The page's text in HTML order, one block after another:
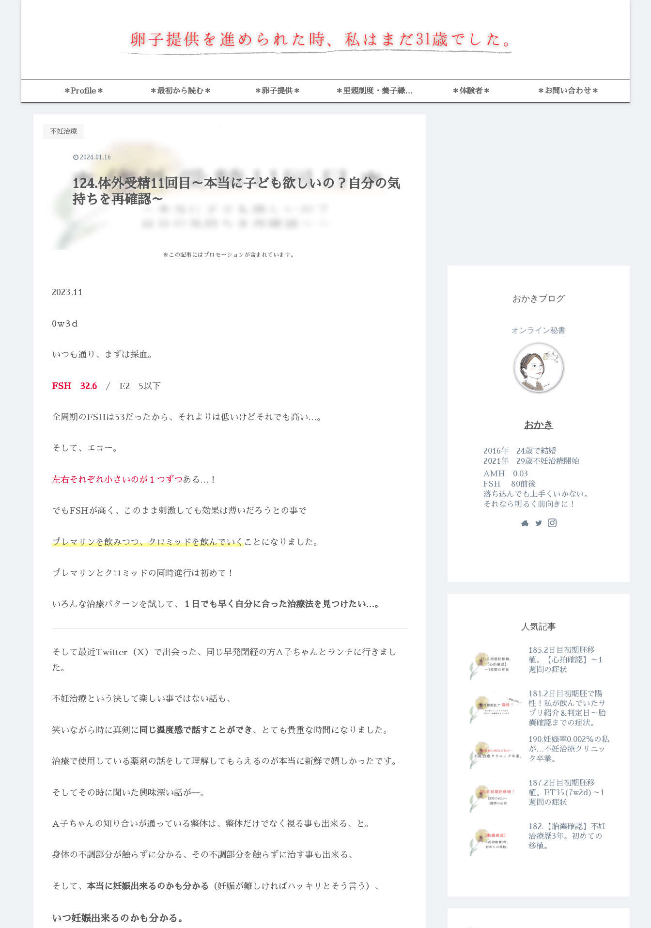
＊Profile＊ ＊最初から読む＊ ＊卵子提供＊
＊里親制度・養子縁組
＊
＊体験者＊ ＊お問い合わせ＊
124.体外受精11回目～本当に子ども欲しいの？自分の気
持ちを再確認～
不妊治療
2024.01.16
※この記事にはプロモーションが含まれています。
2023.11
0ｗ3ｄ
いつも通り、まずは採血。
FSH 32.6 / E2 5以下
全周期のFSHは53だったから、それよりは低いけどそれでも高い…。
そして、エコー。
左右それぞれ小さいのが１つずつある…！
でもFSHが高く、このまま刺激しても効果は薄いだろうとの事で
プレマリンを飲みつつ、クロミッドを飲んでいくことになりました。
プレマリンとクロミッドの同時進行は初めて！
いろんな治療パターンを試して、 １日でも早く自分に合った治療法を見つけたい…。
そして最近Twitter（X）で出会った、同じ早発閉経の方A子ちゃんとランチに行きまし
た。
不妊治療という決して楽しい事ではない話も、
笑いながら時に真剣に 同じ温度感で話すことができ、とても貴重な時間になりました。
治療で使用している薬剤の話をして理解してもらえるのが本当に新鮮で嬉しかったです。
そしてその時に聞いた興味深い話が―。
A子ちゃんの知り合いが通っている整体は、整体だけでなく視る事も出来る、と。
身体の不調部分が触らずに分かる、その不調部分を触らずに治す事も出来る、
そして、 本当に妊娠出来るのかも分かる （妊娠が難しければハッキリとそう言う）、
いつ妊娠出来るのかも分かる。
おかきブログ
オンライン秘書
おかき
2016年 24歳で結婚
2021年 29歳不妊治療開始
AMH 0.03
FSH 80前後
落ち込んでも上手くいかない。
それなら明るく前向きに！
人気記事
185.2日目初期胚移
植。【心拍確認】～1
週間の症状
181.2日目初期胚で陽
性！私が飲んでいたサ
プリ紹介＆判定日～胎
嚢確認までの症状。
190.妊娠率0.002％の私
が…不妊治療クリニッ
ク卒業。
187.2日目初期胚移
植。ET35(7w2d)～1
週間の症状
182.【胎嚢確認】不妊
治療歴3年。初めての
移植。